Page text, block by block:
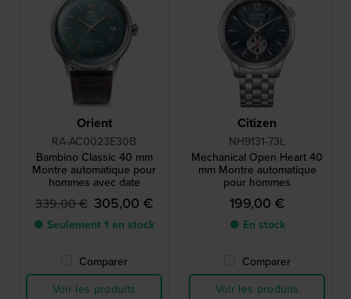
Orient
RA-AC0023E30B
Bambino Classic 40 mm
Montre automatique pour
hommes avec date
339,00 € 305,00 €
● Seulement 1 en stock
Comparer
Voir les produits
Citizen
NH9131-73L
Mechanical Open Heart 40
mm Montre automatique
pour hommes
199,00 €
● En stock
Comparer
Voir les produits